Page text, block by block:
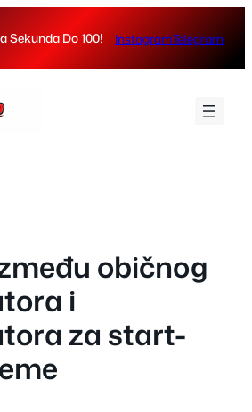
Sekunda Do 100! InstagramTelegram
običnog
i
za start-